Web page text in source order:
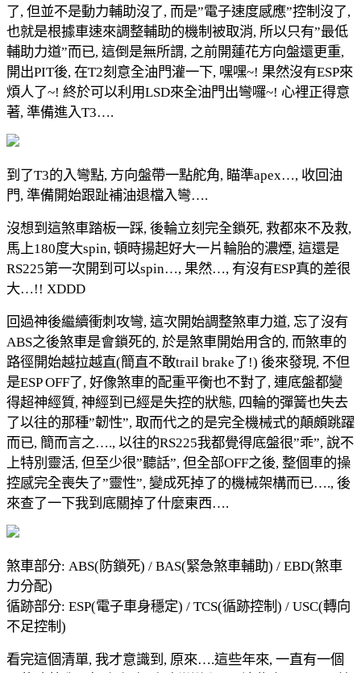
了, 但並不是動力輔助沒了, 而是”電子速度感應”控制沒了,
也就是根據車速來調整輔助的機制被取消, 所以只有”最低
輔助力道”而已, 這倒是無所謂, 之前開蓮花方向盤還更重,
開出PIT後, 在T2刻意全油門灌一下, 嘿嘿~! 果然沒有ESP來
煩人了~! 終於可以利用LSD來全油門出彎囉~! 心裡正得意
著, 準備進入T3….
到了T3的入彎點, 方向盤帶一點舵角, 瞄準apex…, 收回油
門, 準備開始跟趾補油退檔入彎….
沒想到這煞車踏板一踩, 後輪立刻完全鎖死, 救都來不及救,
馬上180度大spin, 頓時揚起好大一片輪胎的濃煙, 這還是
RS225第一次開到可以spin…, 果然…, 有沒有ESP真的差很
大…!! XDDD
回過神後繼續衝刺攻彎, 這次開始調整煞車力道, 忘了沒有
ABS之後煞車是會鎖死的, 於是煞車開始用含的, 而煞車的
路徑開始越拉越直(簡直不敢trail brake了!) 後來發現, 不但
是ESP OFF了, 好像煞車的配重平衡也不對了, 連底盤都變
得超神經質, 神經到已經是失控的狀態, 四輪的彈簧也失去
了以往的那種”韌性”, 取而代之的是完全機械式的顛頗跳躍
而已, 簡而言之…., 以往的RS225我都覺得底盤很”乖”, 說不
上特別靈活, 但至少很”聽話”, 但全部OFF之後, 整個車的操
控感完全喪失了”靈性”, 變成死掉了的機械架構而已…., 後
來查了一下我到底關掉了什麼東西….
煞車部分: ABS(防鎖死) / BAS(緊急煞車輔助) / EBD(煞車
力分配)
循跡部分: ESP(電子車身穩定) / TCS(循跡控制) / USC(轉向
不足控制)
看完這個清單, 我才意識到, 原來….這些年來, 一直有一個